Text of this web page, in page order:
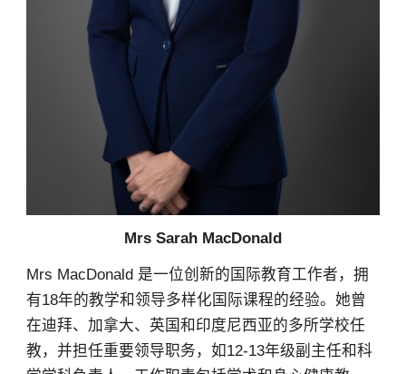
Mrs Sarah MacDonald
Mrs MacDonald 是一位创新的国际教育工作者，拥
有18年的教学和领导多样化国际课程的经验。她曾
在迪拜、加拿大、英国和印度尼西亚的多所学校任
教，并担任重要领导职务，如12-13年级副主任和科